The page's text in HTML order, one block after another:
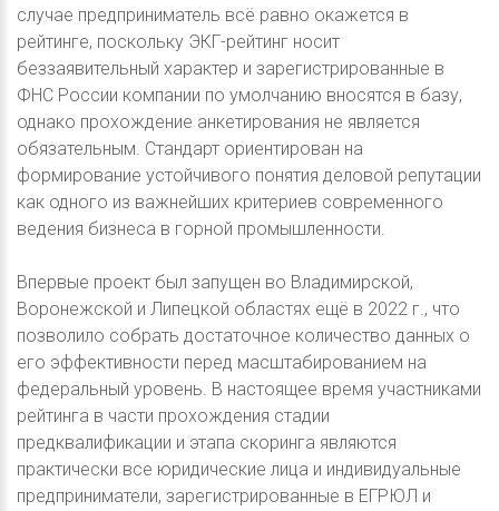
случае предприниматель всё равно окажется в
рейтинге, поскольку ЭКГ-рейтинг носит
беззаявительный характер и зарегистрированные в
ФНС России компании по умолчанию вносятся в базу,
однако прохождение анкетирования не является
обязательным. Стандарт ориентирован на
формирование устойчивого понятия деловой репутации
как одного из важнейших критериев современного
ведения бизнеса в горной промышленности.
Впервые проект был запущен во Владимирской,
Воронежской и Липецкой областях ещё в 2022 г., что
позволило собрать достаточное количество данных о
его эффективности перед масштабированием на
федеральный уровень. В настоящее время участниками
рейтинга в части прохождения стадии
предквалификации и этапа скоринга являются
практически все юридические лица и индивидуальные
предприниматели, зарегистрированные в ЕГРЮЛ и